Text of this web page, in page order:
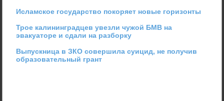
Исламское государство покоряет новые горизонты
Трое калининградцев увезли чужой БМВ на
эвакуаторе и сдали на разборку
Выпускница в ЗКО совершила суицид, не получив
образовательный грант